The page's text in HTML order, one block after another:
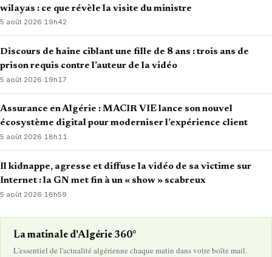
wilayas : ce que révèle la visite du ministre
5 août 2026·19h42
Discours de haine ciblant une fille de 8 ans : trois ans de
prison requis contre l’auteur de la vidéo
5 août 2026·19h17
Assurance en Algérie : MACIR VIE lance son nouvel
écosystème digital pour moderniser l’expérience client
5 août 2026·18h11
Il kidnappe, agresse et diffuse la vidéo de sa victime sur
Internet : la GN met fin à un « show » scabreux
5 août 2026· 16h59
La matinale d'Algérie 360°
L'essentiel de l'actualité algérienne chaque matin dans votre boîte mail.